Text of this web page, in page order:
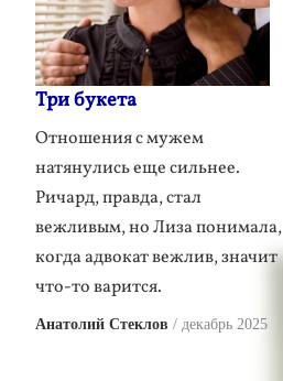
Три букета
Отношения с мужем
натянулись еще сильнее.
Ричард, правда, стал
вежливым, но Лиза понимала,
когда адвокат вежлив, значит
что-то варится.
Анатолий Стеклов декабрь 2025